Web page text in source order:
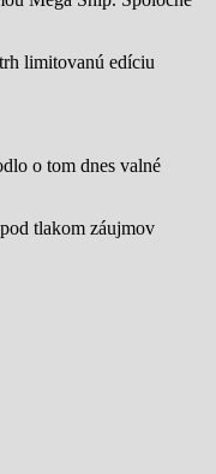
limitovanú edíciu
o tom dnes valné
tlakom záujmov